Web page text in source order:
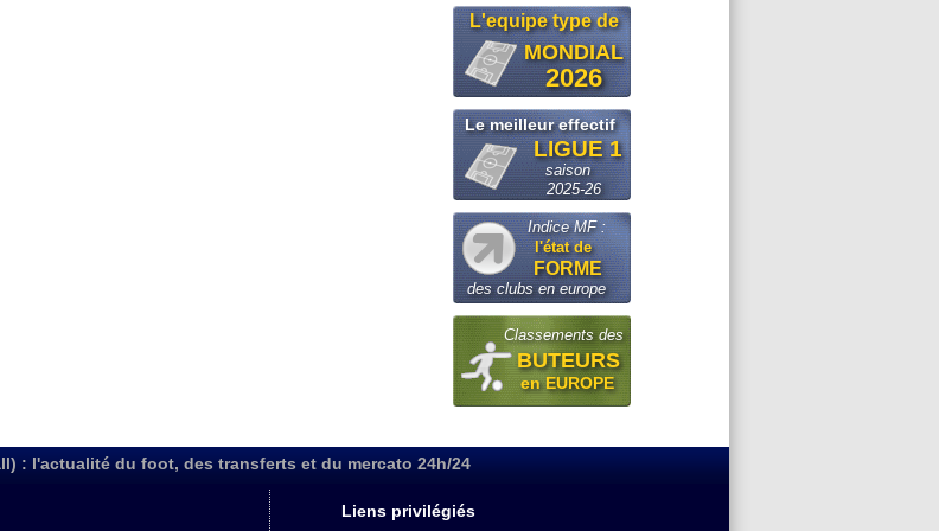
L'equipe type de
MONDIAL
2026
Le meilleur effectif
LIGUE 1
saison
2025-26
Indice MF :
l'état de
FORME
des clubs en europe
Classements des
BUTEURS
en EUROPE
: l'actualité du foot, des transferts et du mercato 24h/24
Liens privilégiés